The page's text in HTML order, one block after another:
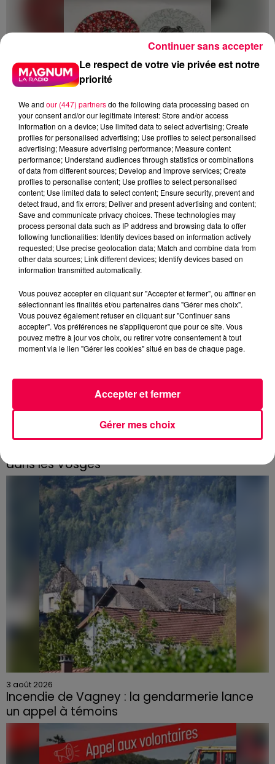
5 août 2026
Des assiettes Linvosges rappelées pour
excès de plomb
Du plomb a été détecté dans deux assiettes en
céramique vendues entre 2020 et 2022 par Linvosges.
3 août 2026
dans les Vosges
3 août 2026
Incendie de Vagney : la gendarmerie lance
un appel à témoins
Le feu, parti d'une haie avant de se propager au
quartier résidentiel, avait détruit deux habitations et
contraint à l'évacuation d'une centaine de personnes.
Le respect de votre vie privée est notre
priorité
We and our (447) partnersdo the following data processing based on
your consent and/or our legitimate interest: Store and/or access
information on a device; Use limited data to select advertising; Create
profiles for personalised advertising; Use profiles to select personalised
advertising; Measure advertising performance; Measure content
performance; Understand audiences through statistics or combinations
of data from different sources; Develop and improve services; Create
profiles to personalise content; Use profiles to select personalised
content; Use limited data to select content; Ensure security, prevent and
detect fraud, and fix errors; Deliver and present advertising and content;
Save and communicate privacy choices. These technologies may
process personal data such as IP address and browsing data to offer
following functionalities: Identify devices based on information actively
requested; Use precise geolocation data; Match and combine data from
other data sources; Link different devices; Identify devices based on
information transmitted automatically.
Vous pouvez accepter en cliquant sur "Accepter et fermer", ou affiner en
sélectionnant les finalités et/ou partenaires dans "Gérer mes choix".
Vous pouvez également refuser en cliquant sur "Continuer sans
accepter". Vos préférences ne s'appliqueront que pour ce site. Vous
pouvez mettre à jour vos choix, ou retirer votre consentement à tout
moment via le lien "Gérer les cookies" situé en bas de chaque page.
Gérer mes choix
Accepter et fermer
Continuer sans accepter